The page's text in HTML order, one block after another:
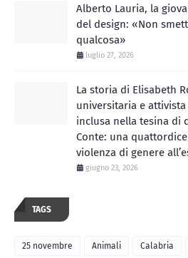
Alberto Lauria, la
del design: «Non
qualcosa»
luglio 27, 2026
La storia di Elisabeth
universitaria e attivista
inclusa nella tesina di
Conte: una
violenza di genere
giugno 23, 2026
TAGS
25 novembre Animali Calabria